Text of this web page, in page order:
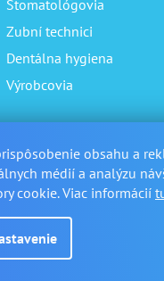
obsahu a
médií a analýzu
cookie. Viac informácií
Stomatológovia
Zubní technici
Dentálna hygiena
Výrobcovia
vyhradené.